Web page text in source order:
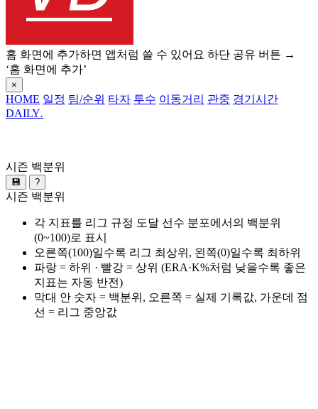
홈 화면에 추가하면 앱처럼 쓸 수 있어요 하단 공유 버튼 →
‘홈 화면에 추가’
×
HOME 일정 팀/순위 타자 투수 이동거리 관중 경기시간
DAILY.
시즌 백분위
💾 ?
시즌 백분위
각 지표를 리그 규정 도달 선수 분포에서의 백분위
(0~100)로 표시
오른쪽(100)일수록 리그 최상위, 왼쪽(0)일수록 최하위
파랑 = 하위 · 빨강 = 상위 (ERA·K%처럼 낮을수록 좋은
지표는 자동 반전)
막대 안 숫자 = 백분위, 오른쪽 = 실제 기록값, 가운데 점
선 = 리그 중앙값